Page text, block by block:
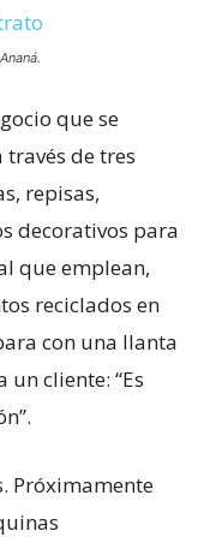
que se
través de tres
repisas,
decorativos para
que emplean,
reciclados en
con una llanta
cliente: “Es
Próximamente